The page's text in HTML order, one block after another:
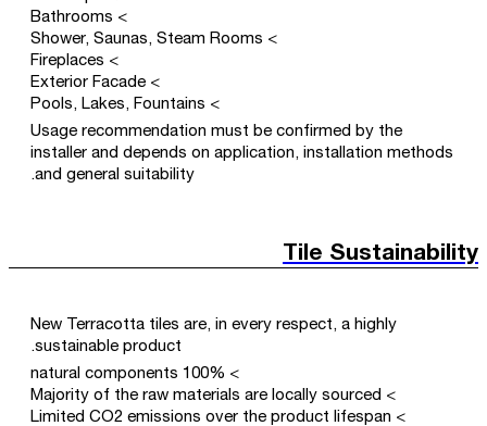
> Bathrooms
> Shower, Saunas, Steam Rooms
> Fireplaces
> Exterior Facade
> Pools, Lakes, Fountains
Usage recommendation must be confirmed by the
installer and depends on application, installation methods
and general suitability.
Tile Sustainability
New Terracotta tiles are, in every respect, a highly
sustainable product.
> 100% natural components
> Majority of the raw materials are locally sourced
> Limited CO2 emissions over the product lifespan